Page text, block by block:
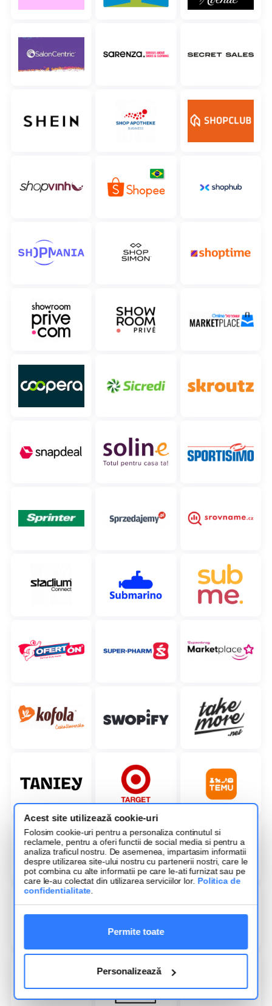
Acest site utilizează cookie-uri
Folosim cookie-uri pentru a personaliza continutul si
reclamele, pentru a oferi functii de social media si pentru a
analiza traficul nostru. De asemenea, impartasim informatii
despre utilizarea site-ului nostru cu partenerii nostri, care le
pot combina cu alte informatii pe care le-ati furnizat sau pe
care le-au colectat din utilizarea serviciilor lor. Politica de
confidentialitate
Permite toate
Personalizează